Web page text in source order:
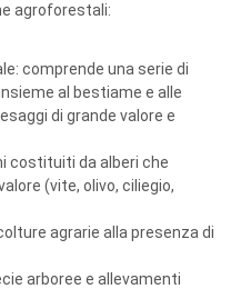
agroforestali:
comprende una serie di
al bestiame e alle
di grande valore e
costituiti da alberi che
(vite, olivo, ciliegio,
agrarie alla presenza di
arboree e allevamenti